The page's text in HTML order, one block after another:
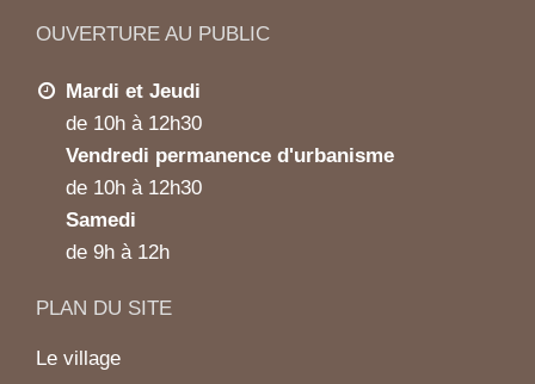
OUVERTURE AU PUBLIC
Mardi et Jeudi
de 10h à 12h30
Vendredi permanence d'urbanisme
de 10h à 12h30
Samedi
de 9h à 12h
PLAN DU SITE
Le village